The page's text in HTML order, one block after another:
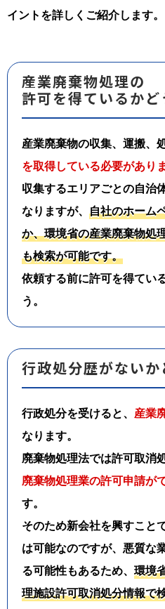
イントを詳しくご紹介します。
産業廃棄物処理の
許可を得ているかど
産業廃棄物の収集、運搬、
を取得している必要がありま
収集するエリアごとの自治
なりますが、 自社のホーム
か、環境省の産業廃棄物処
も検索が可能です。
依頼する前に許可を得てい
う。
行政処分歴がないか
行政処分を受けると、 産業
なります。
廃棄物処理法では許可取消
廃棄物処理業の許可申請が
す。
そのため新会社を興すこと
は可能なのですが、悪質な
る可能性もあるため、 環境
理施設許可取消処分情報で